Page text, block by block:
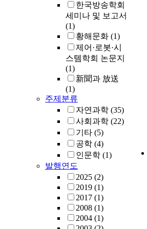
한국방송학회
세미나 및 보고서
(1)
황해문화 (1)
제어·로봇·시
스템학회 논문지
(1)
新聞과 放送
(1)
주제분류
자연과학 (35)
사회과학 (22)
기타 (5)
공학 (4)
인문학 (1)
발행연도
2025 (2)
2019 (1)
2017 (1)
2008 (1)
2004 (1)